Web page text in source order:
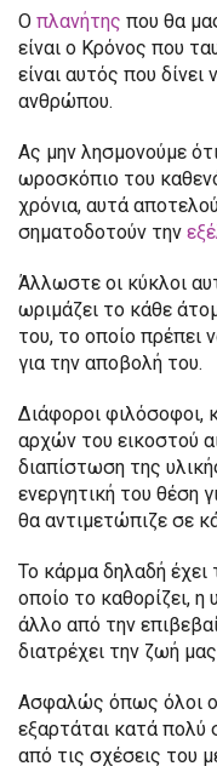
Ο πλανήτης που θα
είναι ο Κρόνος που
είναι αυτός που
ανθρώπου.
Ας μην λησμονούμε
ωροσκόπιο του
χρόνια, αυτά
σηματοδοτούν την
Άλλωστε οι κύκλοι
ωριμάζει το κάθε
του, το οποίο πρέπει
για την αποβολή του.
Διάφοροι φιλόσοφοι,
αρχών του εικοστού
διαπίστωση της
ενεργητική του θέση
θα αντιμετώπιζε σε
Το κάρμα δηλαδή έχει
οποίο το καθορίζει, η
άλλο από την
διατρέχει την ζωή
Ασφαλώς όπως όλοι
εξαρτάται κατά
από τις σχέσεις του